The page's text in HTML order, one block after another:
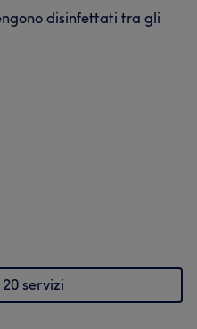
disinfettati tra gli
servizi